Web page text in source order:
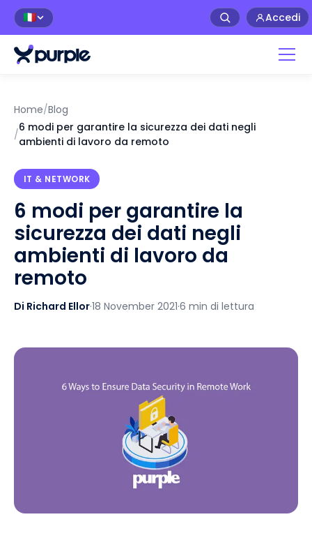
🇮🇹 Accedi
Home/Blog
/
6 modi per garantire la sicurezza dei dati negli
ambienti di lavoro da remoto
IT & NETWORK
6 modi per garantire la
sicurezza dei dati negli
ambienti di lavoro da
remoto
Di Richard Ellor·18 November 2021·6 min di lettura